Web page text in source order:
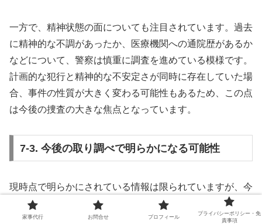
一方で、精神状態の面についても注目されています。過去
に精神的な不調があったか、医療機関への通院歴があるか
などについて、警察は慎重に調査を進めている模様です。
計画的な犯行と精神的な不安定さが同時に存在していた場
合、事件の性質が大きく変わる可能性もあるため、この点
は今後の捜査の大きな焦点となっています。
7-3. 今後の取り調べで明らかになる可能性
現時点で明らかにされている情報は限られていますが、今
後の警察による取り調べや供述内容によって、事件の全体
像や動機の詳細が明らかになっていくことが期待されま
家事代行 お問合せ プロフィール
プライバシーポリシー・免
責事項